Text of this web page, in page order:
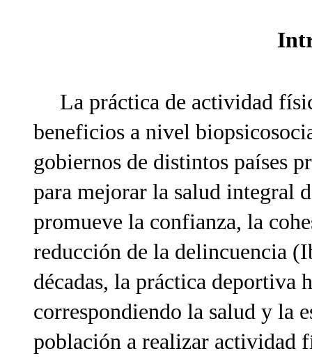
La práctica de actividad
beneficios a nivel
gobiernos de distintos países
para mejorar la salud integral
promueve la confianza, la
reducción de la delincuencia
décadas, la práctica deportiva
correspondiendo la salud y la
población a realizar actividad